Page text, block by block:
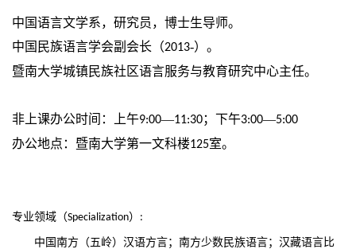
中国语言文学系，研究员，博士生导师。
中国民族语言学会副会长（2013-）。
暨南大学城镇民族社区语言服务与教育研究中心主任。
非上课办公时间：上午9:00—11:30；下午3:00—5:00
办公地点：暨南大学第一文科楼125室。
专业领域（Specialization） :
中国南方（五岭）汉语方言；南方少数民族语言；汉藏语言比